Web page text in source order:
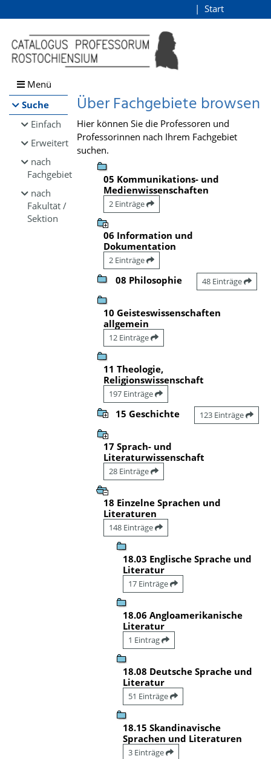
Browsen
direkt zum Inhalt
Start
Menü
Suche
Einfach
Erweitert
nach
Fachgebiet
nach
Fakultät /
Sektion
Über Fachgebiete browsen
Hier können Sie die Professoren und
Professorinnen nach Ihrem Fachgebiet
suchen.
05 Kommunikations- und
Medienwissenschaften
2 Einträge
06 Information und
Dokumentation
2 Einträge
08 Philosophie 48 Einträge
10 Geisteswissenschaften
allgemein
12 Einträge
11 Theologie,
Religionswissenschaft
197 Einträge
15 Geschichte 123 Einträge
17 Sprach- und
Literaturwissenschaft
28 Einträge
18 Einzelne Sprachen und
Literaturen
148 Einträge
18.03 Englische Sprache und
Literatur
17 Einträge
18.06 Angloamerikanische
Literatur
1 Eintrag
18.08 Deutsche Sprache und
Literatur
51 Einträge
18.15 Skandinavische
Sprachen und Literaturen
3 Einträge